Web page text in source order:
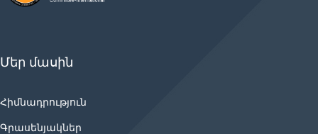
Մեր մասին
Հիմնադրություն
Գրասենյակներ